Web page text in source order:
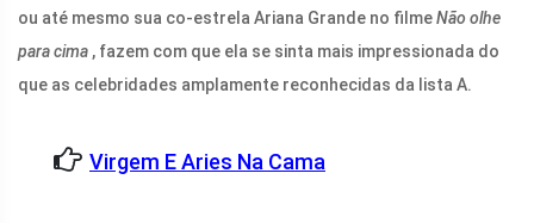
ou até mesmo sua co-estrela Ariana Grande no filmeNão olhe
para cima , fazem com que ela se sinta mais impressionada do
que as celebridades amplamente reconhecidas da lista A.
Virgem E Aries Na Cama